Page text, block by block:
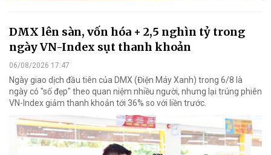
DMX lên sàn, vốn hóa + 2,5 nghìn tỷ trong
ngày VN-Index sụt thanh khoản
06/08/2026 17:47
Ngày giao dịch đầu tiên của DMX (Điện Máy Xanh) trong 6/8 là
ngày có "số đẹp" theo quan niệm nhiều người, nhưng lại trúng phiên
VN-Index giảm thanh khoản tới 36% so với liền trước.